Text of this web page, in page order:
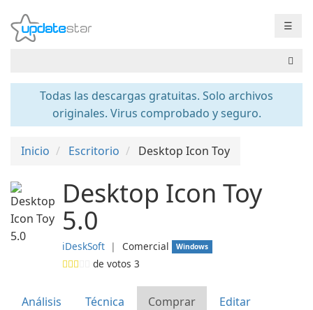
☰
Todas las descargas gratuitas. Solo archivos
originales. Virus comprobado y seguro.
Inicio Escritorio Desktop Icon Toy
Desktop Icon Toy
5.0
iDeskSoft ❘ Comercial Windows
de votos 3
Análisis Técnica Comprar Editar